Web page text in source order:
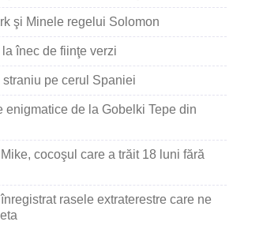
şi Minele regelui Solomon
înec de fiinţe verzi
straniu pe cerul Spaniei
enigmatice de la Gobelki Tepe din
cocoşul care a trăit 18 luni fără
rasele extraterestre care ne